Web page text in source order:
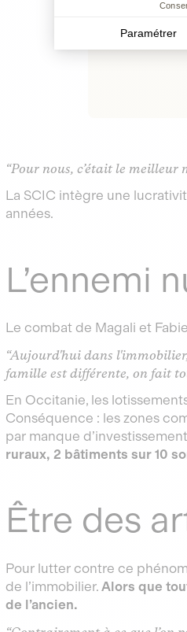
"La
“Pour nous, c’était le
La SCIC intègre une
années.
L’ennemi
Le combat de Magali et
“Aujourd'hui dans
famille est différente, on fait
En Occitanie, les
Conséquence : les zones
par manque
ruraux, 2 bâtiments sur 10
Être des
Pour lutter contre ce
de l’immobilier. Alors que
de l’ancien.
Paramétrer